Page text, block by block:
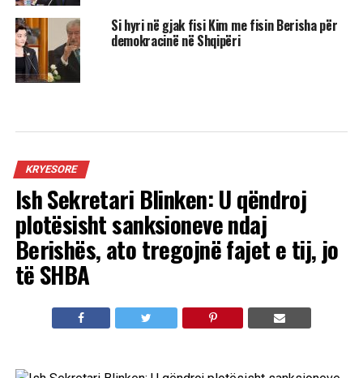
Si hyri në gjak fisi Kim me fisin Berisha për
demokracinë në Shqipëri
KRYESORE
Ish Sekretari Blinken: U qëndroj
plotësisht sanksioneve ndaj
Berishës, ato tregojnë fajet e tij, jo
të SHBA